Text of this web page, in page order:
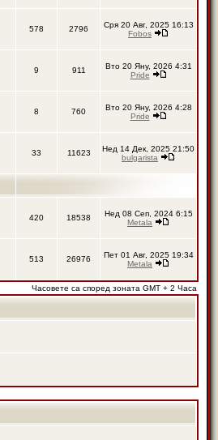
578 2796
Сря 20 Авг, 2025 16:13
Fobos
9 911
Вто 20 Яну, 2026 4:31
Pride
8 760
Вто 20 Яну, 2026 4:28
Pride
33 11623
Нед 14 Дек, 2025 21:50
bulgarista
420 18538
Нед 08 Сеп, 2024 6:15
Metala
513 26976
Пет 01 Авг, 2025 19:34
Metala
Часовете са според зоната GMT + 2 Часа